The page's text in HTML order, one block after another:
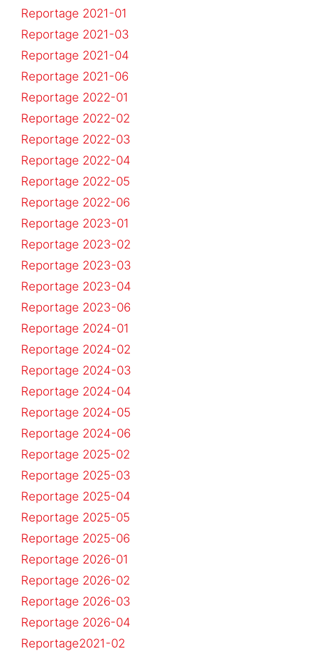
Reportage 2021-01
Reportage 2021-03
Reportage 2021-04
Reportage 2021-06
Reportage 2022-01
Reportage 2022-02
Reportage 2022-03
Reportage 2022-04
Reportage 2022-05
Reportage 2022-06
Reportage 2023-01
Reportage 2023-02
Reportage 2023-03
Reportage 2023-04
Reportage 2023-06
Reportage 2024-01
Reportage 2024-02
Reportage 2024-03
Reportage 2024-04
Reportage 2024-05
Reportage 2024-06
Reportage 2025-02
Reportage 2025-03
Reportage 2025-04
Reportage 2025-05
Reportage 2025-06
Reportage 2026-01
Reportage 2026-02
Reportage 2026-03
Reportage 2026-04
Reportage2021-02